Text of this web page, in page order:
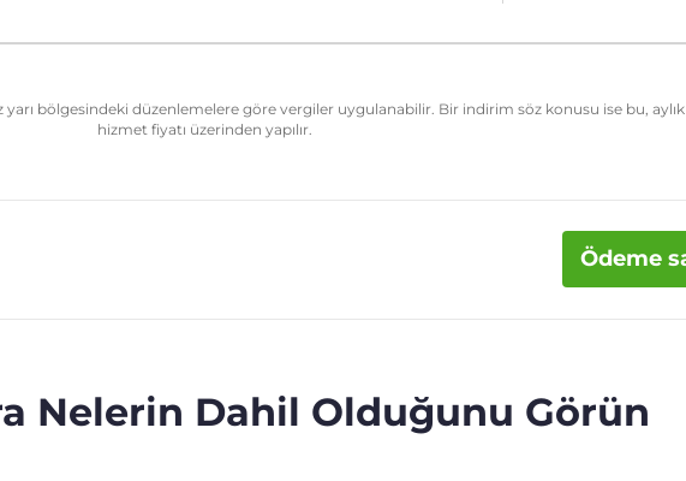
bölgesindeki düzenlemelere göre vergiler uygulanabilir. Bir indirim söz konusu ise bu, aylık
hizmet fiyatı üzerinden yapılır.
Ödeme
Nelerin Dahil Olduğunu Görün